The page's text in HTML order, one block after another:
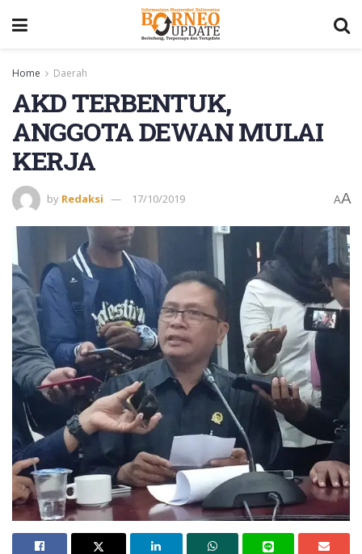
Home Daerah
AKD TERBENTUK,
ANGGOTA DEWAN MULAI
KERJA
by Redaksi 17/10/2019 AA